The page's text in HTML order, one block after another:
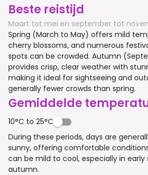
Beste reistijd
Maart tot mei en september tot
Spring (March to May) offers mild
cherry blossoms, and numerous
spots can be crowded. Autumn
provides crisp, clear weather with
making it ideal for sightseeing and
generally fewer crowds than spring.
Gemiddelde
10°C to 25°C
During these periods, days are
sunny, offering comfortable
can be mild to cool, especially in early
autumn.